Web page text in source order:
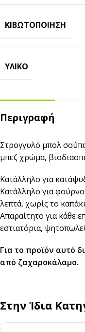
ΚΙΒΩΤΟΠΟΊΗΣΗ
ΥΛΙΚΌ
Περιγραφή
Στρογγυλό μπολ
μπεζ χρώμα,
Κατάλληλο για
Κατάλληλο για
λεπτά, χωρίς το
Απαραίτητο για κάθε
εστιατόρια,
Για το προϊόν αυτό
από ζαχαροκάλαμο.
Στην Ίδια